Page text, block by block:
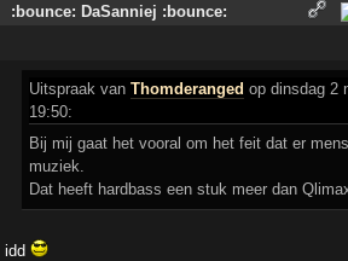
:bounce: DaSanniej :bounce:
Uitspraak vanThomderanged op dinsdag 2
19:50:
Bij mij gaat het vooral om het feit dat er
muziek.
Dat heeft hardbass een stuk meer dan
idd